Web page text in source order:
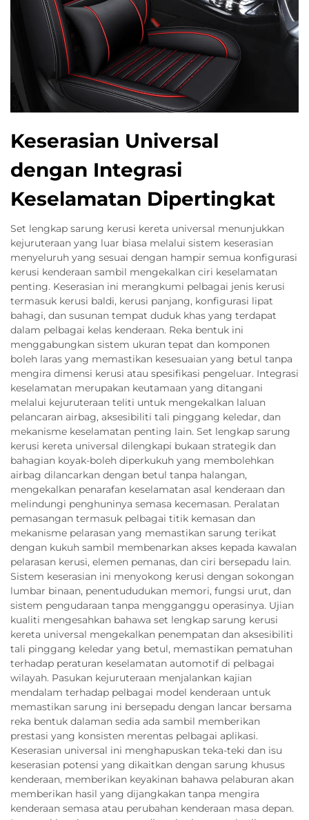
Keserasian Universal
dengan Integrasi
Keselamatan Dipertingkat
Set lengkap sarung kerusi kereta universal menunjukkan
kejuruteraan yang luar biasa melalui sistem keserasian
menyeluruh yang sesuai dengan hampir semua konfigurasi
kerusi kenderaan sambil mengekalkan ciri keselamatan
penting. Keserasian ini merangkumi pelbagai jenis kerusi
termasuk kerusi baldi, kerusi panjang, konfigurasi lipat
bahagi, dan susunan tempat duduk khas yang terdapat
dalam pelbagai kelas kenderaan. Reka bentuk ini
menggabungkan sistem ukuran tepat dan komponen
boleh laras yang memastikan kesesuaian yang betul tanpa
mengira dimensi kerusi atau spesifikasi pengeluar. Integrasi
keselamatan merupakan keutamaan yang ditangani
melalui kejuruteraan teliti untuk mengekalkan laluan
pelancaran airbag, aksesibiliti tali pinggang keledar, dan
mekanisme keselamatan penting lain. Set lengkap sarung
kerusi kereta universal dilengkapi bukaan strategik dan
bahagian koyak-boleh diperkukuh yang membolehkan
airbag dilancarkan dengan betul tanpa halangan,
mengekalkan penarafan keselamatan asal kenderaan dan
melindungi penghuninya semasa kecemasan. Peralatan
pemasangan termasuk pelbagai titik kemasan dan
mekanisme pelarasan yang memastikan sarung terikat
dengan kukuh sambil membenarkan akses kepada kawalan
pelarasan kerusi, elemen pemanas, dan ciri bersepadu lain.
Sistem keserasian ini menyokong kerusi dengan sokongan
lumbar binaan, penentududukan memori, fungsi urut, dan
sistem pengudaraan tanpa mengganggu operasinya. Ujian
kualiti mengesahkan bahawa set lengkap sarung kerusi
kereta universal mengekalkan penempatan dan aksesibiliti
tali pinggang keledar yang betul, memastikan pematuhan
terhadap peraturan keselamatan automotif di pelbagai
wilayah. Pasukan kejuruteraan menjalankan kajian
mendalam terhadap pelbagai model kenderaan untuk
memastikan sarung ini bersepadu dengan lancar bersama
reka bentuk dalaman sedia ada sambil memberikan
prestasi yang konsisten merentas pelbagai aplikasi.
Keserasian universal ini menghapuskan teka-teki dan isu
keserasian potensi yang dikaitkan dengan sarung khusus
kenderaan, memberikan keyakinan bahawa pelaburan akan
memberikan hasil yang dijangkakan tanpa mengira
kenderaan semasa atau perubahan kenderaan masa depan.